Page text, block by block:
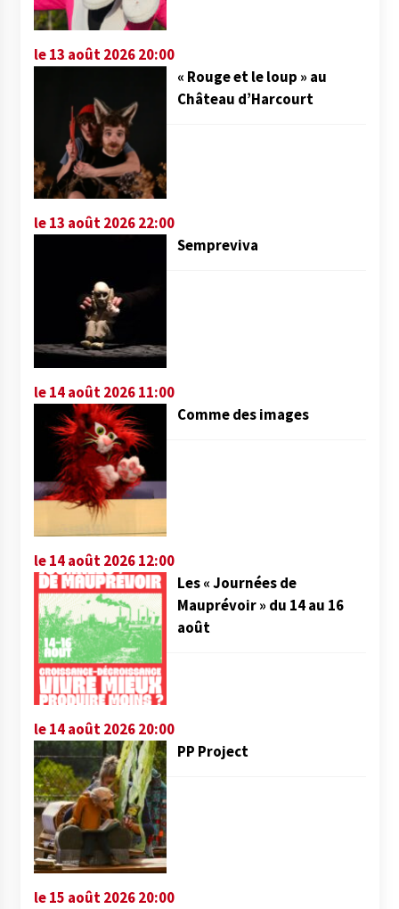
le 13 août 2026 20:00
« Rouge et le loup » au
Château d’Harcourt
le 13 août 2026 22:00
Sempreviva
le 14 août 2026 11:00
Comme des images
le 14 août 2026 12:00
Les « Journées de
Mauprévoir » du 14 au 16
août
le 14 août 2026 20:00
PP Project
le 15 août 2026 20:00